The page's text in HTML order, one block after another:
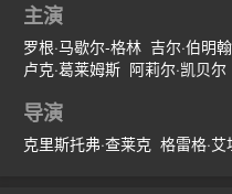
主演
罗根·马歇尔-格林 吉尔·伯明翰
卢克·葛莱姆斯 阿莉尔·凯贝尔
阿里雷扎·米尔蒙塔泽里
导演
克里斯托弗·查莱克 格雷格·